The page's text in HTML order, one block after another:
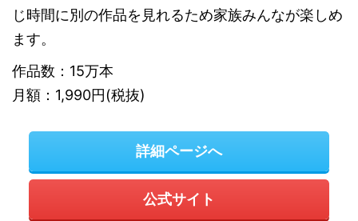
じ時間に別の作品を見れるため家族みんなが楽しめ
ます。
作品数：15万本
月額：1,990円(税抜)
詳細ページへ
公式サイト